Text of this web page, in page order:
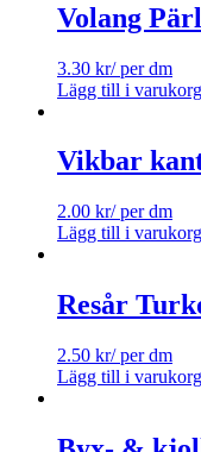
Volang
3.30 kr/ per dm
Lägg till i varukorg
Vikbar
2.00 kr/ per dm
Lägg till i varukorg
Resår
2.50 kr/ per dm
Lägg till i varukorg